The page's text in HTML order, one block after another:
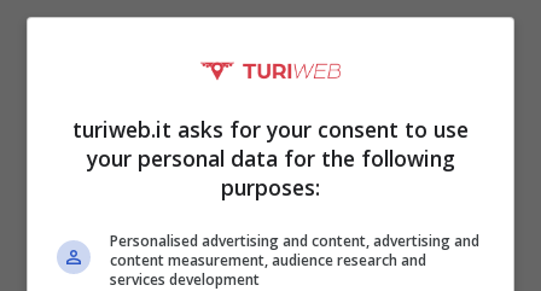
Alessia Marcuzzi ha due
figli con due uomini
diversi, cosa ha detto a
turiweb.it asks for your consent to use
your personal data for the following
purposes:
Personalised advertising and content, advertising and
content measurement, audience research and
services development